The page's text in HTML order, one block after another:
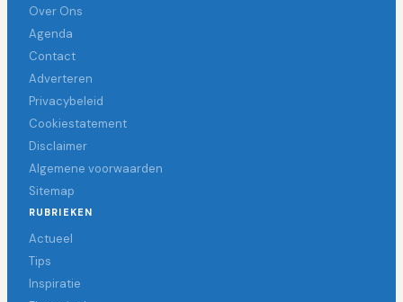
Over Ons
Agenda
Contact
Adverteren
Privacybeleid
Cookiestatement
Disclaimer
Algemene voorwaarden
Sitemap
RUBRIEKEN
Actueel
Tips
Inspiratie